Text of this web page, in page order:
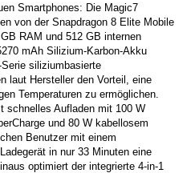
Smartphones: Die Magic7
von der Snapdragon 8 Elite Mobile
RAM und 512 GB internen
mAh Silizium-Karbon-Akku
siliziumbasierte
laut Hersteller den Vorteil, eine
Temperaturen zu ermöglichen.
schnelles Aufladen mit 100 W
und 80 W kabellosem
Benutzer mit einem
in nur 33 Minuten eine
optimiert der integrierte 4-in-1